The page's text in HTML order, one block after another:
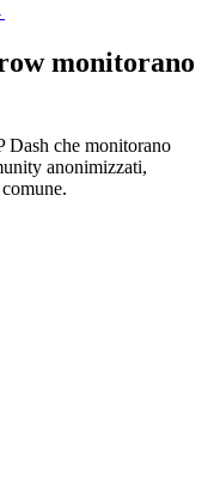
monitorano
che monitorano
anonimizzati,